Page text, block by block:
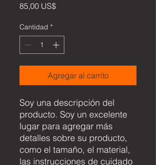
85,00 US$Precio
Cantidad *
Agregar al carrito
Soy una descripción del
producto. Soy un excelente
lugar para agregar más
detalles sobre su producto,
como el tamaño, el material,
las instrucciones de cuidado